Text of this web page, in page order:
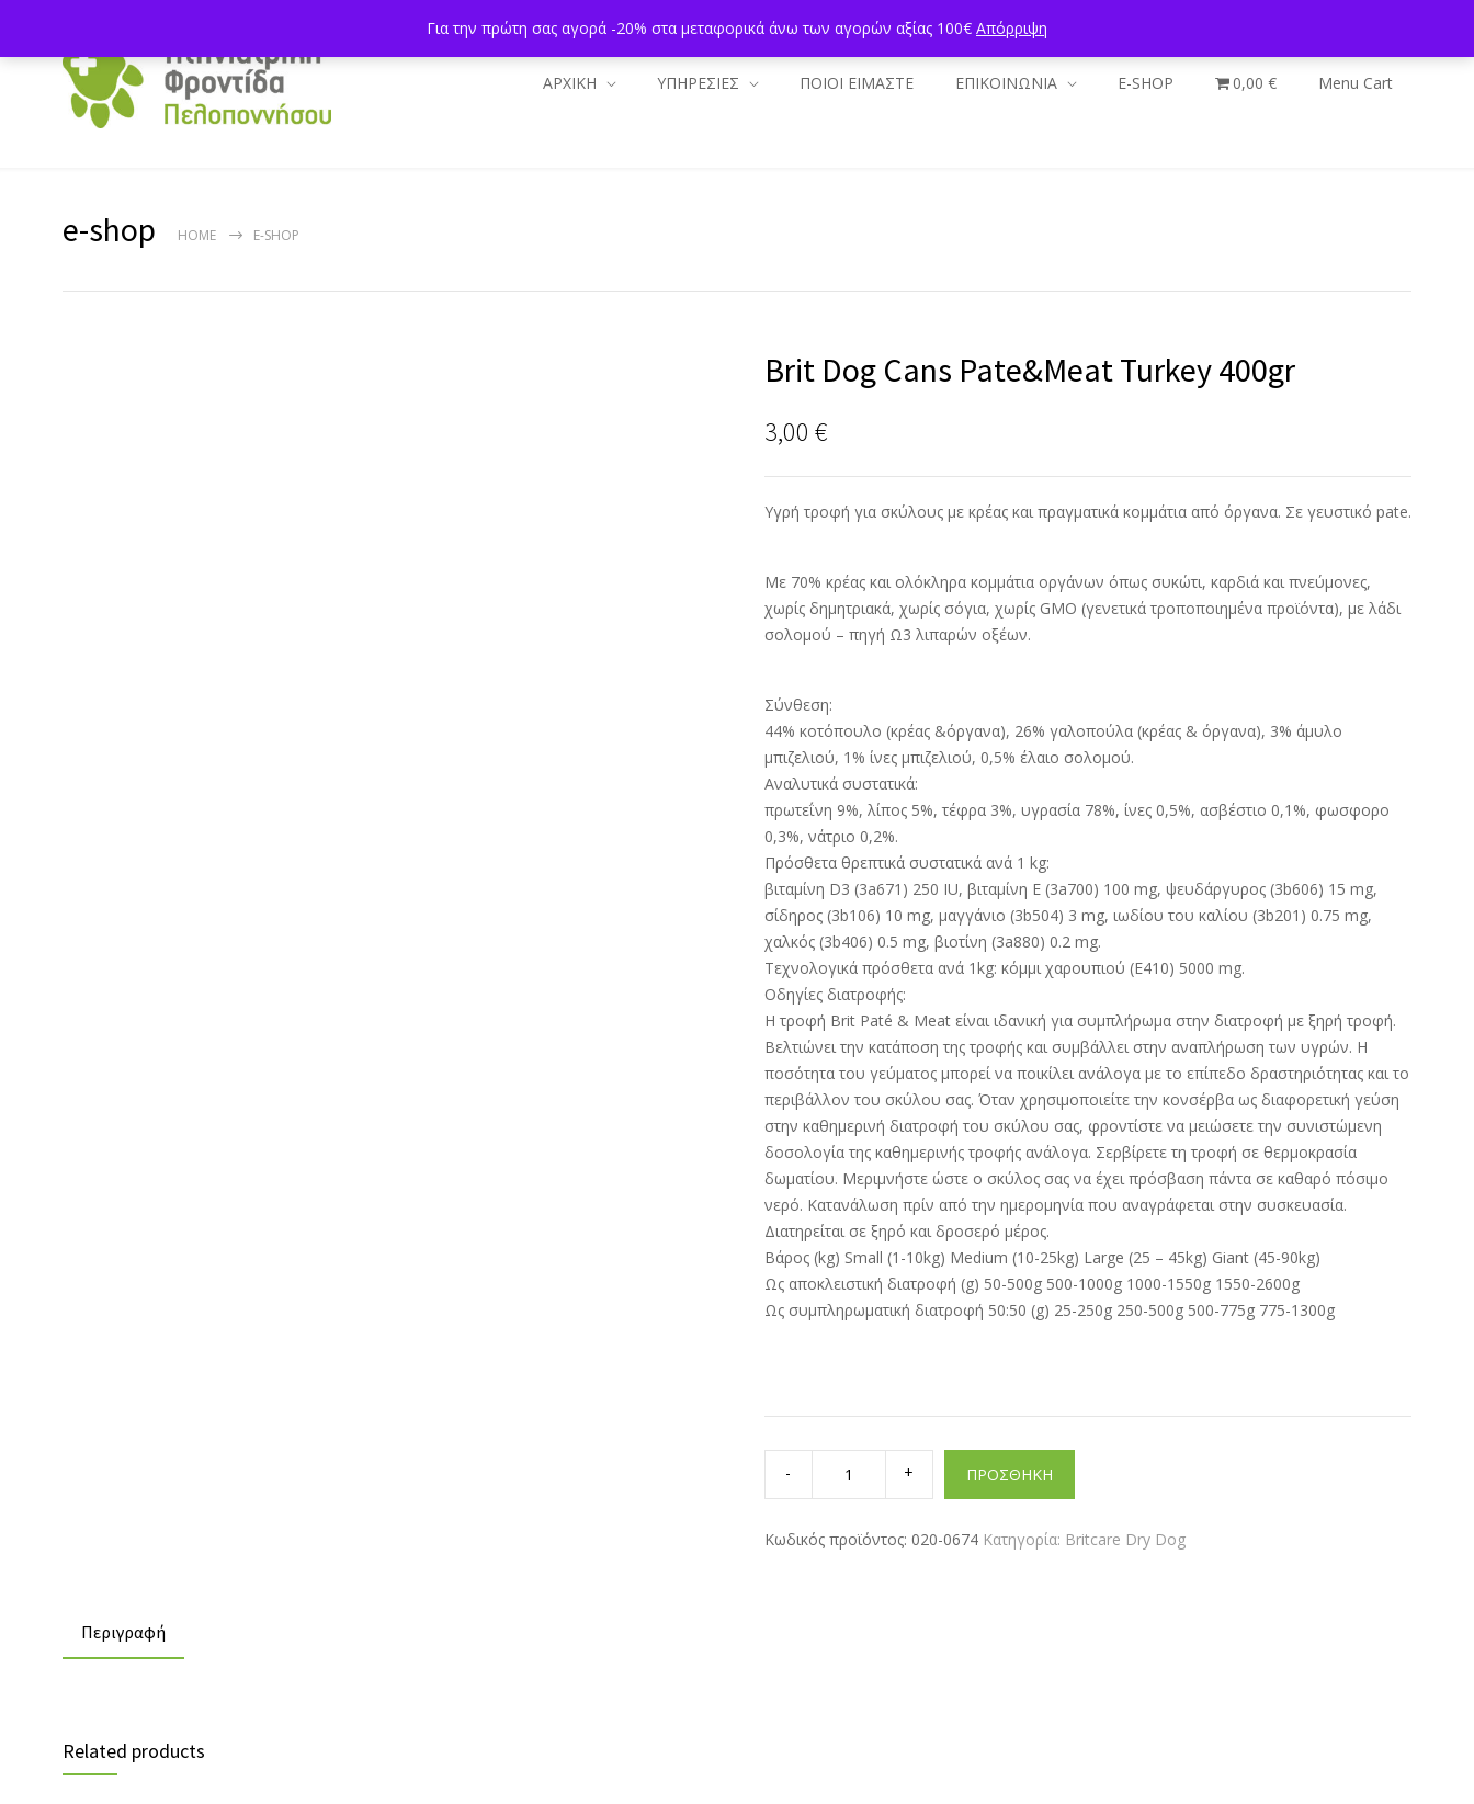
ΑΡΧΙΚΗ ΥΠΗΡΕΣΙΕΣ ΠΟΙΟΙ ΕΙΜΑΣΤΕ ΕΠΙΚΟΙΝΩΝΙΑ E-SHOP 0,00 € Menu Cart
e-shop HOME E-SHOP
Brit Dog Cans Pate&Meat Turkey 400gr
3,00 €
Υγρή τροφή για σκύλους με κρέας και πραγματικά κομμάτια από όργανα. Σε γευστικό pate.
Με 70% κρέας και ολόκληρα κομμάτια οργάνων όπως συκώτι, καρδιά και πνεύμονες,
χωρίς δημητριακά, χωρίς σόγια, χωρίς GMO (γενετικά τροποποιημένα προϊόντα), με λάδι
σολομού – πηγή Ω3 λιπαρών οξέων.
Σύνθεση:
44% κοτόπουλο (κρέας &όργανα), 26% γαλοπούλα (κρέας & όργανα), 3% άμυλο
μπιζελιού, 1% ίνες μπιζελιού, 0,5% έλαιο σολομού.
Αναλυτικά συστατικά:
πρωτεΐνη 9%, λίπος 5%, τέφρα 3%, υγρασία 78%, ίνες 0,5%, ασβέστιο 0,1%, φωσφορο
0,3%, νάτριο 0,2%.
Πρόσθετα θρεπτικά συστατικά ανά 1 kg:
βιταμίνη D3 (3a671) 250 IU, βιταμίνη Ε (3a700) 100 mg, ψευδάργυρος (3b606) 15 mg,
σίδηρος (3b106) 10 mg, μαγγάνιο (3b504) 3 mg, ιωδίου του καλίου (3b201) 0.75 mg,
χαλκός (3b406) 0.5 mg, βιοτίνη (3a880) 0.2 mg.
Τεχνολογικά πρόσθετα ανά 1kg: κόμμι χαρουπιού (Ε410) 5000 mg.
Οδηγίες διατροφής:
Η τροφή Brit Paté & Meat είναι ιδανική για συμπλήρωμα στην διατροφή με ξηρή τροφή.
Βελτιώνει την κατάποση της τροφής και συμβάλλει στην αναπλήρωση των υγρών. Η
ποσότητα του γεύματος μπορεί να ποικίλει ανάλογα με το επίπεδο δραστηριότητας και το
περιβάλλον του σκύλου σας. Όταν χρησιμοποιείτε την κονσέρβα ως διαφορετική γεύση
στην καθημερινή διατροφή του σκύλου σας, φροντίστε να μειώσετε την συνιστώμενη
δοσολογία της καθημερινής τροφής ανάλογα. Σερβίρετε τη τροφή σε θερμοκρασία
δωματίου. Μεριμνήστε ώστε ο σκύλος σας να έχει πρόσβαση πάντα σε καθαρό πόσιμο
νερό. Κατανάλωση πρίν από την ημερομηνία που αναγράφεται στην συσκευασία.
Διατηρείται σε ξηρό και δροσερό μέρος.
Βάρος (kg) Small (1-10kg) Medium (10-25kg) Large (25 – 45kg) Giant (45-90kg)
Ως αποκλειστική διατροφή (g) 50-500g 500-1000g 1000-1550g 1550-2600g
Ως συμπληρωματική διατροφή 50:50 (g) 25-250g 250-500g 500-775g 775-1300g
Brit
Dog
Pate&Meat
400gr
quantity
ΠΡΟΣΘΗΚΗ
Κωδικός προϊόντος: 020-0674 Κατηγορία: Britcare Dry Dog
Περιγραφή
Related products
Για την πρώτη σας αγορά -20% στα μεταφορικά άνω των αγορών αξίας 100€ Απόρριψη